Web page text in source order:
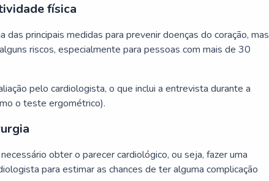
física
das principais medidas para prevenir doenças do coração, mas
riscos, especialmente para pessoas com mais de 30
pelo cardiologista, o que inclui a entrevista durante a
o teste ergométrico).
obter o parecer cardiológico, ou seja, fazer uma
para estimar as chances de ter alguma complicação